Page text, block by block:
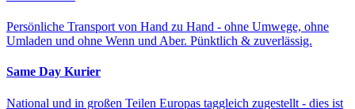
Persönliche Transport von Hand zu Hand - ohne Umwege, ohne
Umladen und ohne Wenn und Aber. Pünktlich & zuverlässig.
Same Day Kurier
National und in großen Teilen Europas taggleich zugestellt - dies ist